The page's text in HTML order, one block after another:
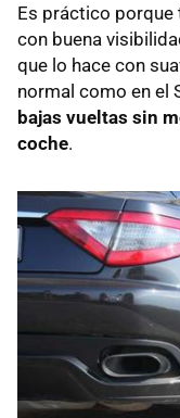
Es práctico porque
con buena
que lo hace con
normal como en el
bajas vueltas sin
coche.